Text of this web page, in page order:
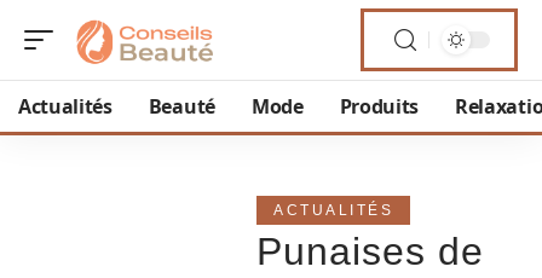
Actualités Beauté Mode Produits
ACTUALITÉS
Punaises de